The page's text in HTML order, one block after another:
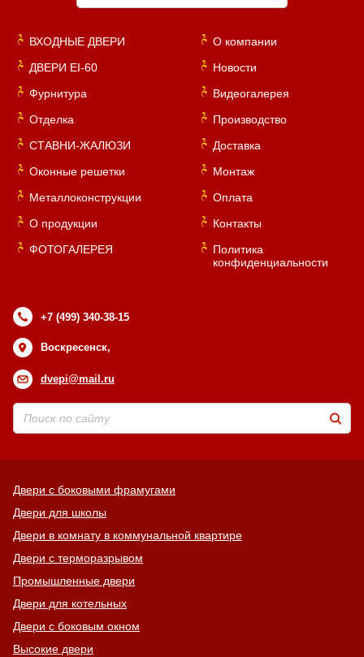
ВХОДНЫЕ ДВЕРИ
ДВЕРИ EI-60
Фурнитура
Отделка
СТАВНИ-ЖАЛЮЗИ
Оконные решетки
Металлоконструкции
О продукции
ФОТОГАЛЕРЕЯ
О компании
Новости
Видеогалерея
Производство
Доставка
Монтаж
Оплата
Контакты
Политика
конфиденциальности
+7 (499) 340-38-15
Воскресенск,
dvepi@mail.ru
Двери с боковыми фрамугами
Двери для школы
Двери в комнату в коммунальной квартире
Двери с терморазрывом
Промышленные двери
Двери для котельных
Двери с боковым окном
Высокие двери